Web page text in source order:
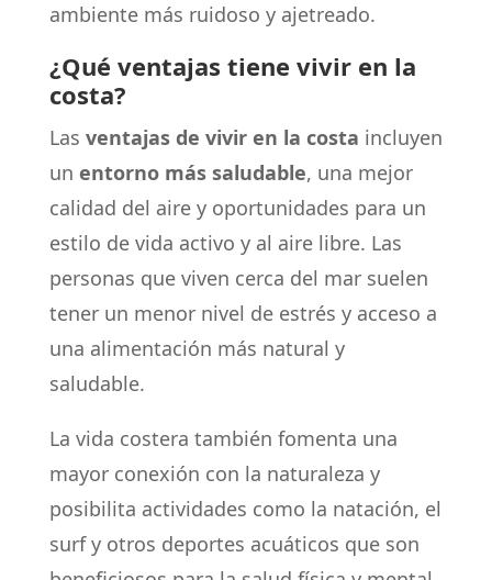
ambiente más ruidoso y ajetreado.
¿Qué ventajas tiene vivir en la
costa?
Las ventajas de vivir en la costa incluyen
un entorno más saludable, una mejor
calidad del aire y oportunidades para un
estilo de vida activo y al aire libre. Las
personas que viven cerca del mar suelen
tener un menor nivel de estrés y acceso a
una alimentación más natural y
saludable.
La vida costera también fomenta una
mayor conexión con la naturaleza y
posibilita actividades como la natación, el
surf y otros deportes acuáticos que son